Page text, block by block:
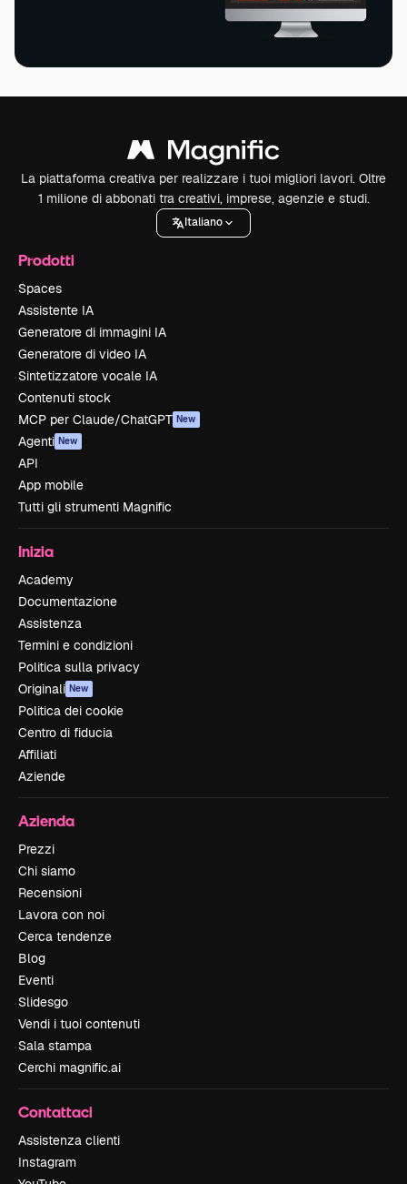
La piattaforma creativa per realizzare i tuoi migliori lavori. Oltre
1 milione di abbonati tra creativi, imprese, agenzie e studi.
Italiano
Prodotti
Spaces
Assistente IA
Generatore di immagini IA
Generatore di video IA
Sintetizzatore vocale IA
Contenuti stock
MCP per Claude/ChatGPT New
Agenti New
API
App mobile
Tutti gli strumenti Magnific
Inizia
Academy
Documentazione
Assistenza
Termini e condizioni
Politica sulla privacy
Originali New
Politica dei cookie
Centro di fiducia
Affiliati
Aziende
Azienda
Prezzi
Chi siamo
Recensioni
Lavora con noi
Cerca tendenze
Blog
Eventi
Slidesgo
Vendi i tuoi contenuti
Sala stampa
Cerchi magnific.ai
Contattaci
Assistenza clienti
Instagram